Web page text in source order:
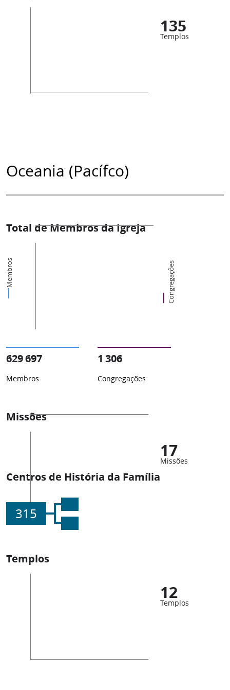
135
Templos
Oceania (Pacífco)
Total de Membros da Igreja
Membros Congregações
629 697
Membros
1 306
Congregações
Missões
17
Missões
Centros de História da Família
315
Templos
12
Templos